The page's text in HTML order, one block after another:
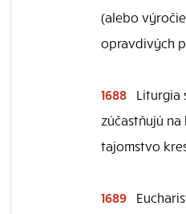
(alebo
opravdivých
1688
Liturgia
zúčastňujú
tajomstvo
1689